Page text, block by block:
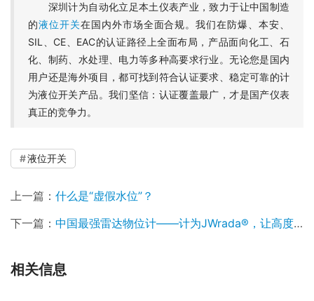
深圳计为自动化立足本土仪表产业，致力于让中国制造
的液位开关在国内外市场全面合规。我们在防爆、本安、
SIL、CE、EAC的认证路径上全面布局，产品面向化工、石
化、制药、水处理、电力等多种高要求行业。无论您是国内
用户还是海外项目，都可找到符合认证要求、稳定可靠的计
为液位开关产品。我们坚信：认证覆盖最广，才是国产仪表
真正的竞争力。
液位开关
上一篇： 什么是“虚假水位”？
下一篇： 中国最强雷达物位计——计为JWrada®，让高度一眼看透
相关信息